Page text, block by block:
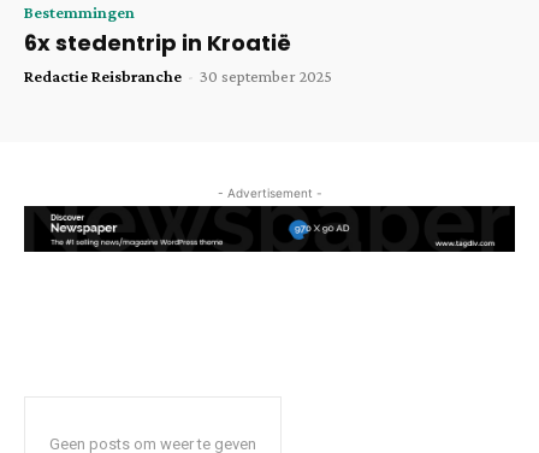
Bestemmingen
6x stedentrip in Kroatië
Redactie Reisbranche - 30 september 2025
- Advertisement -
Geen posts om weer te geven